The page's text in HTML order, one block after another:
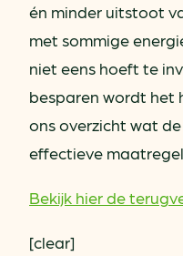
én minder uitstoot
met sommige
niet eens hoeft te
besparen wordt het
ons overzicht wat de
effectieve
Bekijk hier de
[clear]